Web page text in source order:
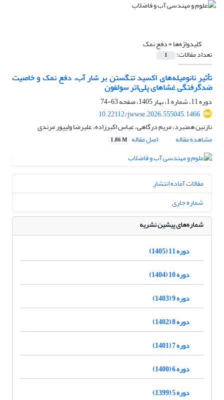
کلیدواژه‌ها =دفع نمک
تعداد مقالات: 1
تأثیر نانومیله‌های اکسید تنگستن بر شار آب، دفع نمک و خاصیت
ضدگرفتگی غشاهای پلی‌اتر سولفون
دوره 11، شماره 1، بهار 1405، صفحه
63-74
10.22112/jwwse.2026.555045.1466
نازنین همنبرد، مریم درگاهی، عباس اکبرزاده، علیرضا ولیپور مرندی
مشاهده مقاله
اصل مقاله 1.86 M
مقالات آماده انتشار
شماره جاری
شماره‌های پیشین نشریه
دوره 11 (1405)
دوره 10 (1404)
دوره 9 (1403)
دوره 8 (1402)
دوره 7 (1401)
دوره 6 (1400)
دوره 5 (1399)